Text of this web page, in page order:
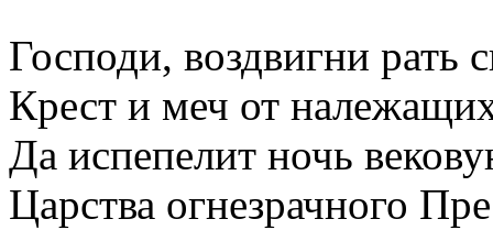
Господи, воздвигни рать
Крест и меч от
Да испепелит ночь
Царства огнезрачного